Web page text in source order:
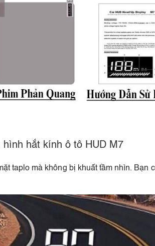
hắt kính ô tô HUD M7
taplo mà không bị khuất tầm nhìn.